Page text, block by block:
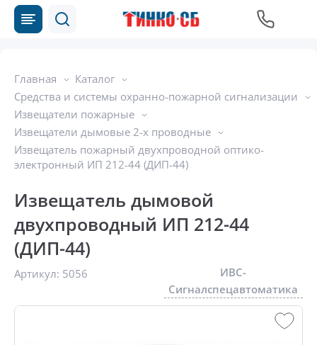
Главная
Каталог
Средства и системы охранно-пожарной сигнализации
Извещатели пожарные
Извещатели дымовые 2-х проводные
Извещатель пожарный двухпроводной оптико-
электронный ИП 212-44 (ДИП-44)
Извещатель дымовой
двухпроводный ИП 212-44
(ДИП-44)
Артикул: 5056
ИВС-
Сигналспецавтоматика